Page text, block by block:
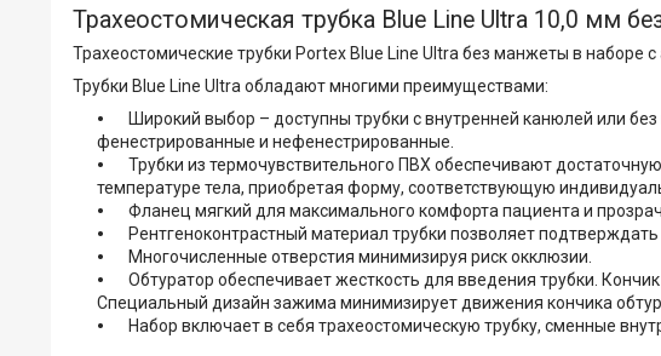
Трахеостомическая трубка Blue Line Ultra 10,0 мм
Трахеостомические трубки Portex Blue Line Ultra без манжеты в наборе с
Трубки Blue Line Ultra обладают многими преимуществами:
Широкий выбор – доступны трубки с внутренней канюлей или
фенестрированные и нефенестрированные.
Трубки из термочувствительного ПВХ обеспечивают
температуре тела, приобретая форму, соответствующую
Фланец мягкий для максимального комфорта пациента и
Рентгеноконтрастный материал трубки позволяет
Многочисленные отверстия минимизируя риск окклюзии.
Обтуратор обеспечивает жесткость для введения трубки.
Специальный дизайн зажима минимизирует движения кончика
Набор включает в себя трахеостомическую трубку, сменные